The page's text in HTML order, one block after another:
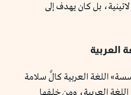
بل كان يهدف إلى
العربية
اللغة العربية كالَّ سلامة
العربية، ومن خلفها